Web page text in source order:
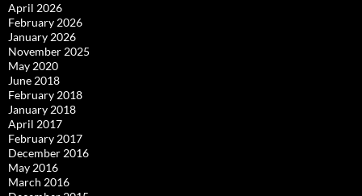
April 2026
February 2026
January 2026
November 2025
May 2020
June 2018
February 2018
January 2018
April 2017
February 2017
December 2016
May 2016
March 2016